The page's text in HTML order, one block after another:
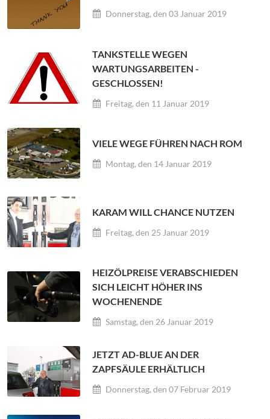
Donnerstag, den 03 Januar 2019
TANKSTELLE WEGEN
WARTUNGSARBEITEN -
GESCHLOSSEN!
Freitag, den 11 Januar 2019
VIELE WEGE FÜHREN NACH ROM
Montag, den 14 Januar 2019
KARAM WILL CHANCE NUTZEN
Freitag, den 25 Januar 2019
HEIZÖLPREISE VERABSCHIEDEN
SICH LEICHT HÖHER INS
WOCHENENDE
Samstag, den 26 Januar 2019
JETZT AD-BLUE AN DER
ZAPFSÄULE ERHÄLTLICH
Donnerstag, den 07 Februar 2019